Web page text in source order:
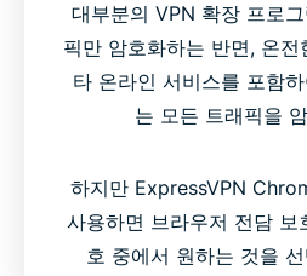
대부분의 VPN 확장 프로
픽만 암호화하는 반면, 온
타 온라인 서비스를 포함
는 모든 트래픽을
하지만 ExpressVPN
사용하면 브라우저 전담 보
호 중에서 원하는 것을